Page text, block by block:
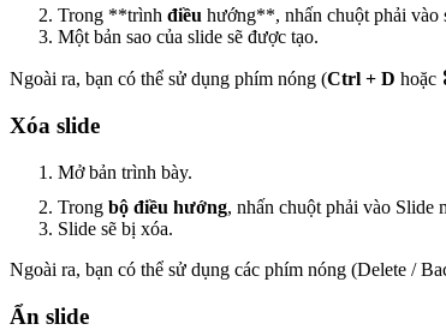
Trong **trình điều hướng**, nhấn chuột phải vào
Một bản sao của slide sẽ được tạo.
Ngoài ra, bạn có thể sử dụng phím nóng (Ctrl + D hoặc
Xóa slide
Mở bản trình bày.
Trong bộ điều hướng, nhấn chuột phải vào Slide
Slide sẽ bị xóa.
Ngoài ra, bạn có thể sử dụng các phím nóng (Delete /
Ẩn slide